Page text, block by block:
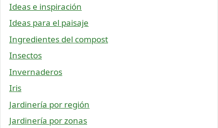
Ideas e inspiración
Ideas para el paisaje
Ingredientes del compost
Insectos
Invernaderos
Iris
Jardinería por región
Jardinería por zonas